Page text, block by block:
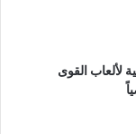
لألعاب القوى